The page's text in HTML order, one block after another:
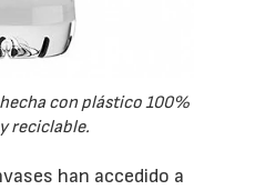
con plástico 100%
reciclable.
han accedido a